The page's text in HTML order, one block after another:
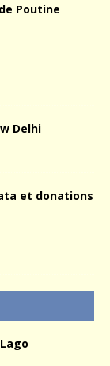
Poutine
Delhi
et donations